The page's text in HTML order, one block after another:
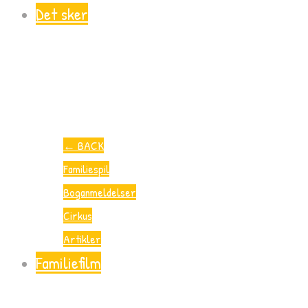
Det sker
← BACK
Familiespil
Boganmeldelser
Cirkus
Artikler
Familiefilm